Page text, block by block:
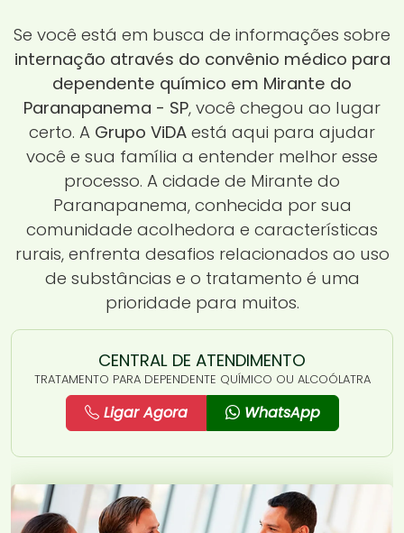
Se você está em busca de informações sobre
internação através do convênio médico para
dependente químico em Mirante do
Paranapanema - SP, você chegou ao lugar
certo. A Grupo ViDA está aqui para ajudar
você e sua família a entender melhor esse
processo. A cidade de Mirante do
Paranapanema, conhecida por sua
comunidade acolhedora e características
rurais, enfrenta desafios relacionados ao uso
de substâncias e o tratamento é uma
prioridade para muitos.
CENTRAL DE ATENDIMENTO
TRATAMENTO PARA DEPENDENTE QUÍMICO OU ALCOÓLATRA
Ligar Agora WhatsApp